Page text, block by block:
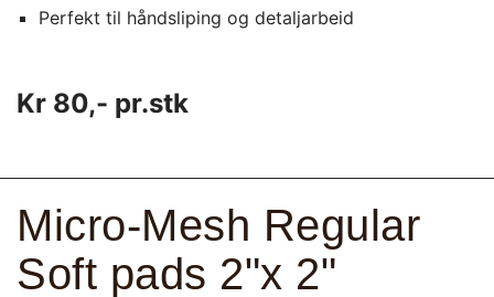
Perfekt til håndsliping og detaljarbeid
Kr 80,- pr.stk
Micro-Mesh Regular
Soft pads 2"x 2"